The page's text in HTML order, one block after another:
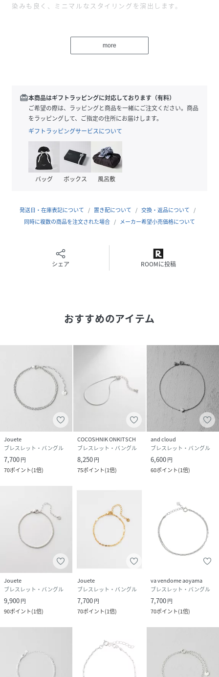
染みも良く、ミニマルなスタイリングを演出します。
デザイン（品番:059260）とさりげなくツインコーデを楽し
サイズ直し：ダウンのみ可
※全国のJoueteショップにて承っております。
性別タイプ
原産国 製造国 日本
サイズ FREE
more
redeem本商品はギフトラッピングに対応しております（有料）
ご希望の際は、ラッピングと商品を一緒にご注文ください。商品
をラッピングして、ご指定の住所にお届けします。
ギフトラッピングサービスについて
バッグ ボックス 風呂敷
発送日・在庫表記について 置き配について
交換・返品について
同時に複数の商品を注文された場合
メーカー希望小売価格について
シェア ROOMに投稿
おすすめのアイテム
Jouete
ブレスレット・バングル
7,700円
70ポイント(1倍)
COCOSHNIK ONKITSCH
ブレスレット・バングル
8,250円
75ポイント(1倍)
and cloud
ブレスレット・バングル
6,600円
60ポイント(1倍)
Jouete
ブレスレット・バングル
9,900円
90ポイント(1倍)
Jouete
ブレスレット・バングル
7,700円
70ポイント(1倍)
va vendome aoyama
ブレスレット・バングル
7,700円
70ポイント(1倍)